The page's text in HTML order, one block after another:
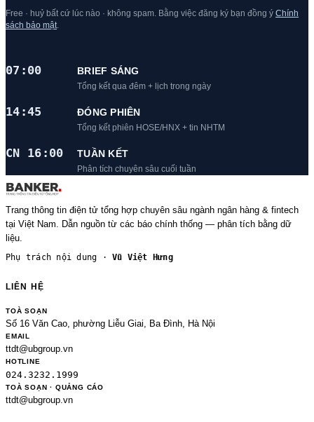
Free · huỷ bất cứ lúc nào · không spam. Bằng việc đăng ký bạn đồng ý Chính
sách bảo mật
07:00 BRIEF SÁNG
Tổng kết qua đêm + lịch trong ngày
14:45 ĐÓNG PHIÊN
Tổng kết phiên HOSE/HNX + tin NHTM
CN 16:00 TUẦN KẾT
Phân tích chuyên sâu cuối tuần
Trang thông tin điện tử tổng hợp chuyên sâu ngành ngân hàng & fintech
tại Việt Nam. Dẫn nguồn từ các báo chính thống — phân tích bằng dữ
liệu.
Phụ trách nội dung ·Vũ Việt Hưng
LIÊN HỆ
TOÀ SOẠN
Số 16 Văn Cao, phường Liễu Giai, Ba Đình, Hà Nội
EMAIL
ttdt@ubgroup.vn
HOTLINE
024.3232.1999
TOÀ SOẠN · QUẢNG CÁO
ttdt@ubgroup.vn